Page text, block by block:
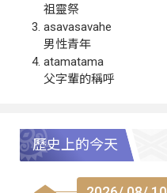
祖靈祭
asavasavahe
男性青年
atamatama
父字輩的稱呼
歷史上的今天